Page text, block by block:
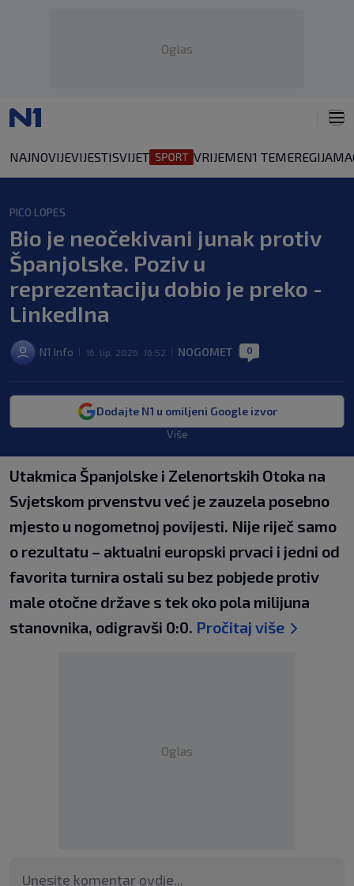
Oglas
NAJNOVIJEVIJESTISVIJET VRIJEMEN1 TEMEREGIJA
PICO LOPES
Bio je neočekivani junak protiv
Španjolske. Poziv u
reprezentaciju dobio je preko -
LinkedIna
N1 Info 16. lip. 2026. 16:52 NOGOMET 0
Dodajte N1 u omiljeni Google izvor
Više
Utakmica Španjolske i Zelenortskih Otoka na
Svjetskom prvenstvu već je zauzela posebno
mjesto u nogometnoj povijesti. Nije riječ samo
o rezultatu – aktualni europski prvaci i jedni od
favorita turnira ostali su bez pobjede protiv
male otočne države s tek oko pola milijuna
stanovnika, odigravši 0:0. Pročitaj više
Oglas